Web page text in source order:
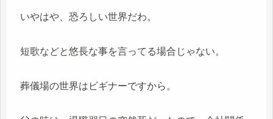
いやはや、恐ろしい世界だわ。
短歌などと悠長な事を言ってる場合じゃない。
葬儀場の世界はビギナーですから。